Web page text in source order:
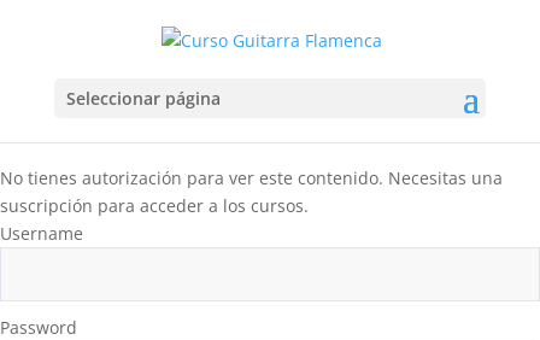
Seleccionar página
No tienes autorización para ver este contenido. Necesitas una
suscripción para acceder a los cursos.
Username
Password